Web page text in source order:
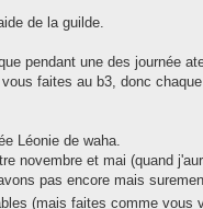
de la guilde.
pendant une des journée
faites au b3, donc
Léonie de waha.
novembre et mai (quand
pas encore mais
(mais faites comme vous